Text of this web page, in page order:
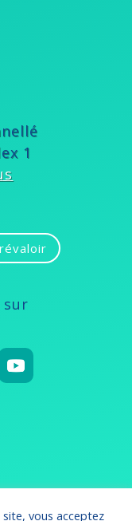
1
sur
vous acceptez